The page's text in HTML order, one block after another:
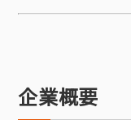
企業概要